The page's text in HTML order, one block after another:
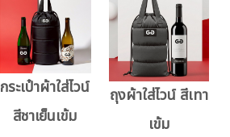
กระเป๋าผ้าใส่ไวน์
สีชาเย็นเข้ม
ถุงผ้าใส่ไวน์ สีเทา
เข้ม